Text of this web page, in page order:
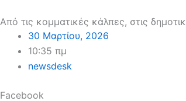
Από τις κομματικές κάλπες, στις
30 Μαρτίου, 2026
10:35 πμ
newsdesk
Facebook